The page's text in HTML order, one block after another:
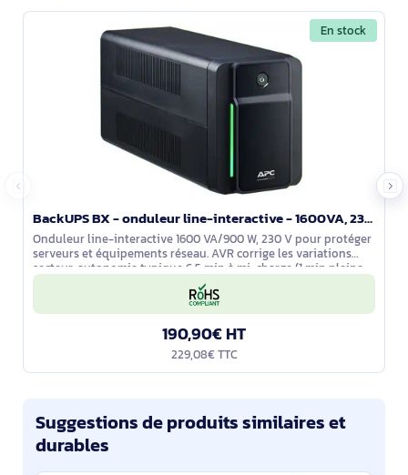
En stock
BackUPS BX - onduleur line-interactive - 1600VA, 230V - prises Françaises - BX1600MI-FR
Onduleur line-interactive 1600 VA/900 W, 230 V pour protéger
serveurs et équipements réseau. AVR corrige les variations
secteur, autonomie typique 6,5 min à mi-charge (1 min pleine
charge). 4 prises
190,90€ HT
229,08€ TTC
Suggestions de produits similaires et
durables